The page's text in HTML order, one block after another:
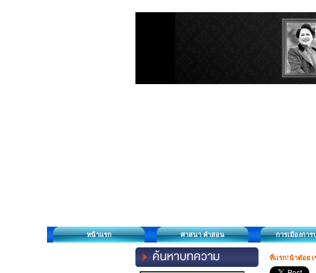
หน้าแรก ศาสนา คำสอน การเมืองการ
ที่เเรก!น้าต๋อย